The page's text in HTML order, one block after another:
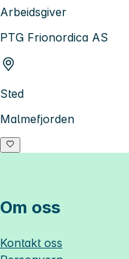
Arbeidsgiver
PTG Frionordica AS
Sted
Malmefjorden
Om oss
Kontakt oss